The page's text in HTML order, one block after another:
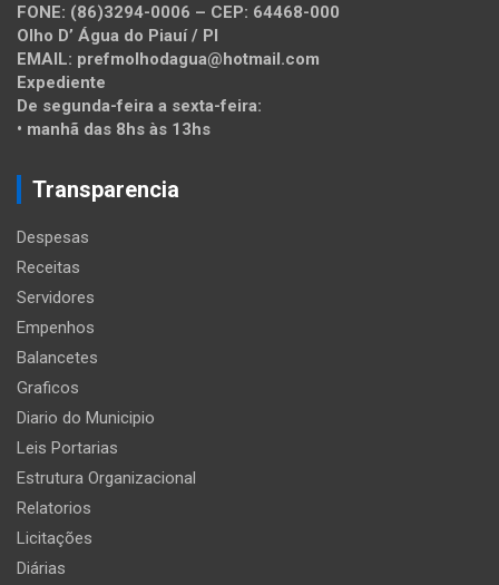
FONE: (86)3294-0006 – CEP: 64468-000
Olho D’ Água do Piauí / PI
EMAIL: prefmolhodagua@hotmail.com
Expediente
De segunda-feira a sexta-feira:
• manhã das 8hs às 13hs
Transparencia
Despesas
Receitas
Servidores
Empenhos
Balancetes
Graficos
Diario do Municipio
Leis Portarias
Estrutura Organizacional
Relatorios
Licitações
Diárias